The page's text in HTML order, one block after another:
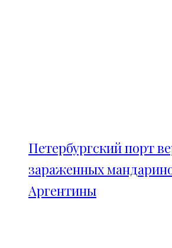
Петербургский порт
зараженных
Аргентины